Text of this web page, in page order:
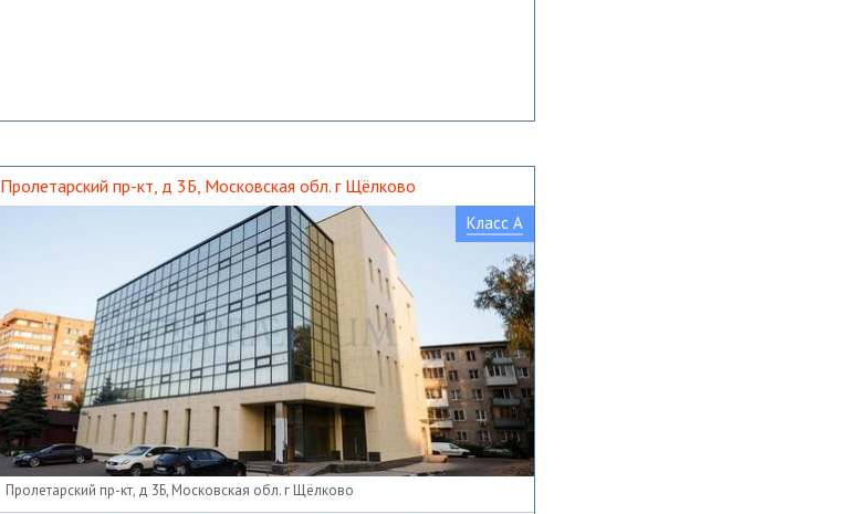
Пролетарский пр-кт, д 3Б, Московская обл. г Щёлково
Класс A
Пролетарский пр-кт, д 3Б, Московская обл. г Щёлково